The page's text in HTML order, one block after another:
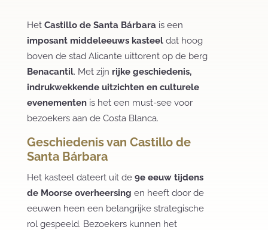
Het Castillo de Santa Bárbarais een
imposant middeleeuws kasteeldat hoog
boven de stad Alicante uittorent op de berg
Benacantil. Met zijn rijke geschiedenis,
indrukwekkende uitzichten en culturele
evenementenis het een must-see voor
bezoekers aan de Costa Blanca.
Geschiedenis van Castillo de
Santa Bárbara
Het kasteel dateert uit de 9e eeuw tijdens
de Moorse overheersing en heeft door de
eeuwen heen een belangrijke strategische
rol gespeeld. Bezoekers kunnen het